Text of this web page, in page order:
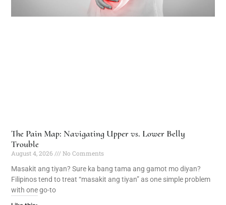
The Pain Map: Navigating Upper vs. Lower Belly
Trouble
August 4, 2026
No Comments
Masakit ang tiyan? Sure ka bang tama ang gamot mo diyan?
Filipinos tend to treat “masakit ang tiyan” as one simple problem
with one go-to